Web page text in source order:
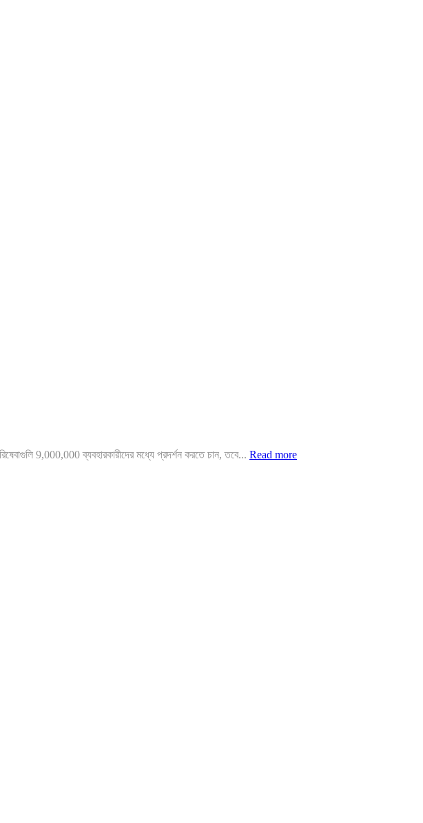
9,000,000 ব্যবহারকারীদের মধ্যে প্রদর্শন করতে চান, তবে... Read more